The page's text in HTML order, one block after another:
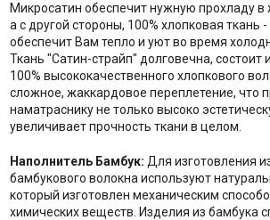
Микросатин обеспечит нужную прохладу в
а с другой стороны, 100% хлопковая ткань
обеспечит Вам тепло и уют во время
Ткань "Сатин-страйп" долговечна, состоит
100% высококачественного хлопкового
сложное, жаккардовое переплетение, что
наматраснику не только высоко
увеличивает прочность ткани в целом.
Наполнитель Бамбук: Для изготовления
бамбукового волокна используют
который изготовлен механическим
химических веществ. Изделия из бамбука